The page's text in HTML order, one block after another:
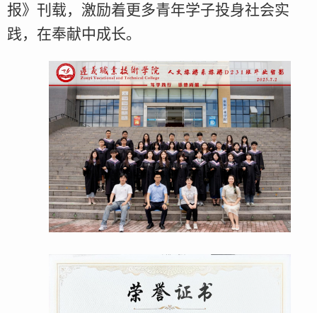
报》刊载，激励着更多青年学子投身社会实
践，在奉献中成长。